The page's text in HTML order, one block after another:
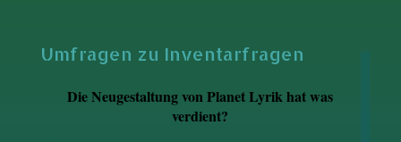
Umfragen zu Inventarfragen
Die Neugestaltung von Planet Lyrik hat was
verdient?